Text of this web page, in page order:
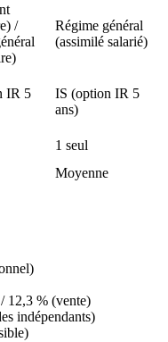
/
Régime général
(assimilé salarié)
IR 5
IS (option IR 5
ans)
1 seul
Moyenne
12,3 % (vente)
indépendants)